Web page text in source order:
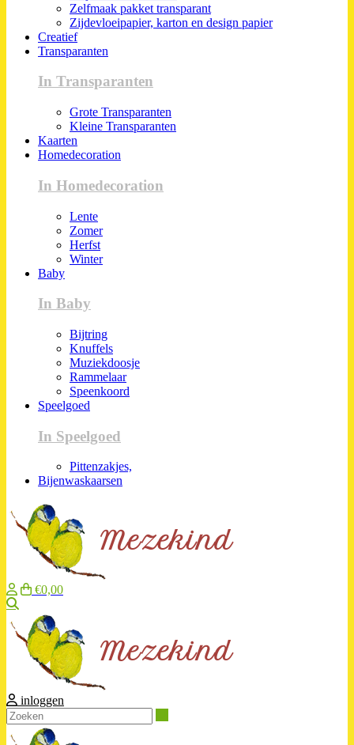
Zelfmaak pakket transparant
Zijdevloeipapier, karton en design papier
Creatief
Transparanten
In Transparanten
Grote Transparanten
Kleine Transparanten
Kaarten
Homedecoration
In Homedecoration
Lente
Zomer
Herfst
Winter
Baby
In Baby
Bijtring
Knuffels
Muziekdoosje
Rammelaar
Speenkoord
Speelgoed
In Speelgoed
Pittenzakjes,
Bijenwaskaarsen
€0,00
inloggen